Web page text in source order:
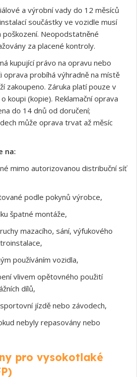
a výrobní vady do 12 měsíců
součástky ve vozidle musí
Neopodstatněné
za placené kontroly.
kupující právo na opravu nebo
oprava probíhá výhradně na místě
zakoupeno. Záruka platí pouze v
koupi (kopie). Reklamační oprava
do 14 dnů od doručení;
může oprava trvat až měsíc
na:
mimo autorizovanou distribuční síť
podle pokynů výrobce,
špatné montáže,
mazacího, sání, výfukového
používáním vozidla,
vlivem opětovného použití
dílů,
jízdě nebo závodech,
nebyly repasovány nebo
pro vysokotlaké